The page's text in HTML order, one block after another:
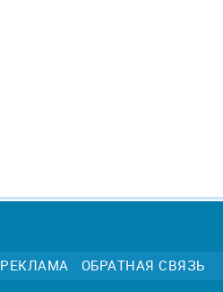
РЕКЛАМА ОБРАТНАЯ СВЯЗЬ